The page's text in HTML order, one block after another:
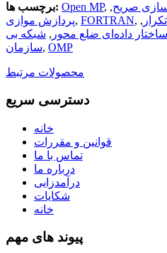
برچسب ها: Open MP, صریح,
پردازش موازی, FORTRAN, ,
ساختار داده‌ای ضلع محور , شبکه بی
سازمان, OMP
محصولات مرتبط
دسترسی سریع
خانه
قوانین و مقررات
تماس با ما
درباره ما
درآمدزایی
شکایات
خانه
پیوند های مهم